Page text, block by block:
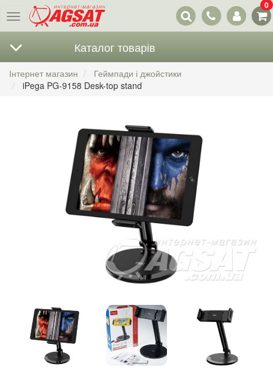
Меню
Наші
контакти
0
Каталог товарів
Інтернет магазин
Геймпади і джойстики
iPega PG-9158 Desk-top stand